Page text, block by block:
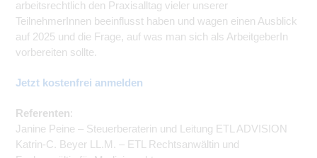
arbeitsrechtlich den Praxisalltag vieler unserer
TeilnehmerInnen beeinflusst haben und wagen einen Ausblick
auf 2025 und die Frage, auf was man sich als ArbeitgeberIn
vorbereiten sollte.
Jetzt kostenfrei anmelden
Referenten:
Janine Peine – Steuerberaterin und Leitung ETL ADVISION
Katrin-C. Beyer LL.M. – ETL Rechtsanwältin und